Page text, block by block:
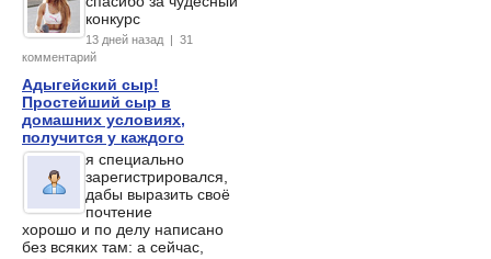
конкурс
13 дней назад | 31
комментарий
Адыгейский сыр!
Простейший сыр в
домашних условиях,
получится у каждого
я специально
зарегистрировался,
дабы выразить своё
почтение
хорошо и по делу написано
без всяких там: а сейчас,